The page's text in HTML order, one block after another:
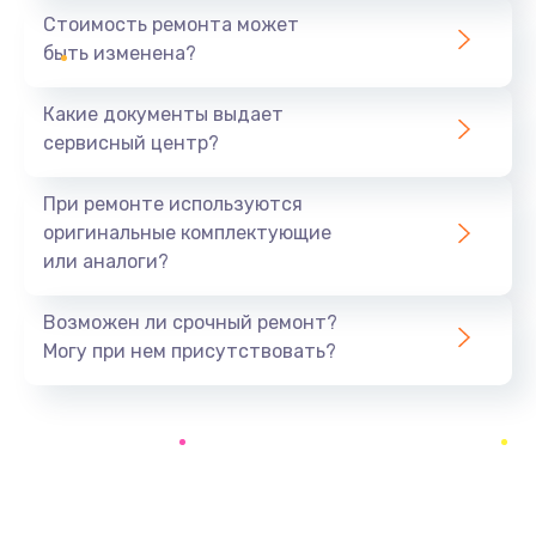
590 руб.
Замена задней крышки устройства
Замена микросхемы (звук, контроллер,
Заказать
Стоимость ремонта может
быть изменена?
Какие документы выдает
сервисный центр?
При ремонте используются
оригинальные комплектующие
или аналоги?
Возможен ли срочный ремонт?
Могу при нем присутствовать?